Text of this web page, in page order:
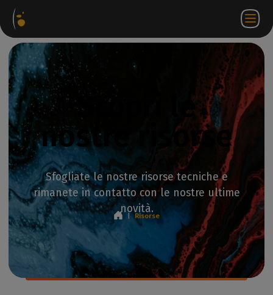
IT
Scopri le
nostre risorse
Sfogliate le nostre risorse tecniche e
rimanete in contatto con le nostre ultime
novità.
Risorse